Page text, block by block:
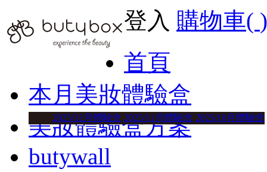
登入 購物車( )
首頁
本月美妝體驗盒
2025/12月體驗盒 2025/11月體驗盒 2025/10月體驗盒
美妝體驗盒方案
butywall